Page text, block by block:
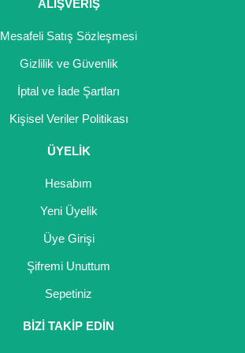
ALIŞVERİŞ
Mesafeli Satış Sözleşmesi
Gizlilik ve Güvenlik
İptal ve İade Şartları
Kişisel Veriler Politikası
ÜYELİK
Hesabım
Yeni Üyelik
Üye Girişi
Şifremi Unuttum
Sepetiniz
BİZİ TAKİP EDİN